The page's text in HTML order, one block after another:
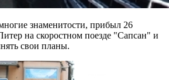
знаменитости, прибыл 26
на скоростном поезде "Сапсан" и
свои планы.